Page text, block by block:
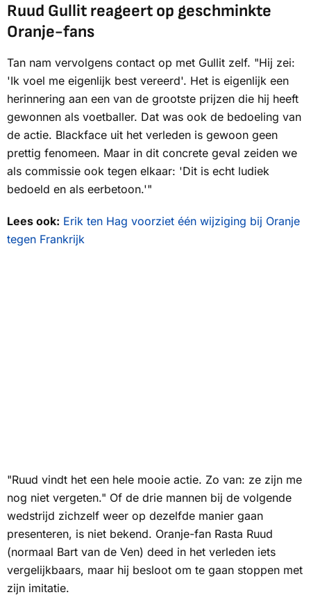
Ruud Gullit reageert op geschminkte
Oranje-fans
Tan nam vervolgens contact op met Gullit zelf. "Hij zei:
'Ik voel me eigenlijk best vereerd'. Het is eigenlijk een
herinnering aan een van de grootste prijzen die hij heeft
gewonnen als voetballer. Dat was ook de bedoeling van
de actie. Blackface uit het verleden is gewoon geen
prettig fenomeen. Maar in dit concrete geval zeiden we
als commissie ook tegen elkaar: 'Dit is echt ludiek
bedoeld en als eerbetoon.'"
Lees ook: Erik ten Hag voorziet één wijziging bij Oranje
tegen Frankrijk
"Ruud vindt het een hele mooie actie. Zo van: ze zijn me
nog niet vergeten." Of de drie mannen bij de volgende
wedstrijd zichzelf weer op dezelfde manier gaan
presenteren, is niet bekend. Oranje-fan Rasta Ruud
(normaal Bart van de Ven) deed in het verleden iets
vergelijkbaars, maar hij besloot om te gaan stoppen met
zijn imitatie.